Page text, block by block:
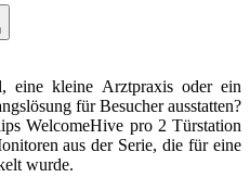
eine kleine Arztpraxis oder ein
für Besucher ausstatten?
WelcomeHive pro 2 Türstation
aus der Serie, die für eine
wurde.